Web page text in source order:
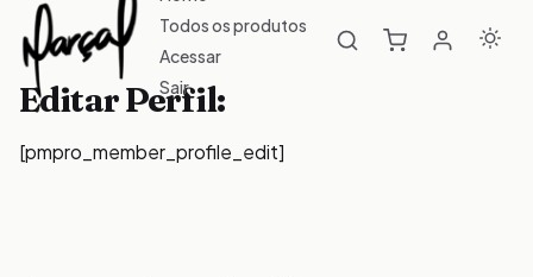
Todos os produtos
Acessar
Sair
Editar Perfil:
[pmpro_member_profile_edit]